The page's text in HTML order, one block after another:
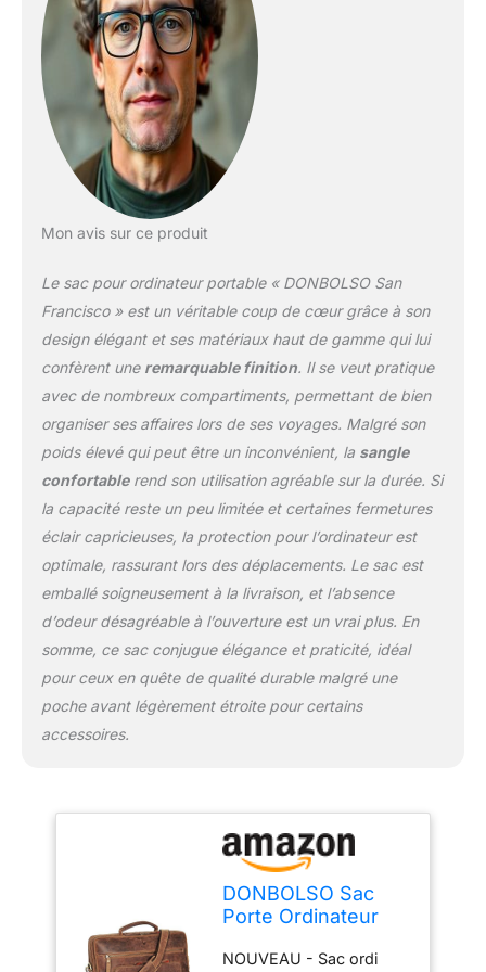
cuir au motif vintage
convient comme sac
bureau. Dans la mallette,
il y a de la place pour les
documents A4 et A5.
FUNCTIONNALITÉ -
Malette ordinateur
Sac à bandoulière avec
compartiment pour
ordinateur portable pour
Surface, Ultrabook,
MacBook, tablette ou
iPad. UNISEX - Pochette
ordinateur cuir femme et
homme. Sac de
messagerie pour les
études et le travail. De
nombreux
compartiments offrant de
l'espace pour les
petits ordinateurs
portatifs de 15,6".
QUALITÉ - Cuir de haute
qualité, fermetures éclair
poignées rembourrées et
grâce à la doublure
zippée dans le dos.
Mon avis sur ce produit
Le sac pour ordinateur portable « DONBOLSO San
Francisco » est un véritable coup de cœur grâce à son
design élégant et ses matériaux haut de gamme qui lui
confèrent une remarquable finition. Il se veut pratique
avec de nombreux compartiments, permettant de bien
organiser ses affaires lors de ses voyages. Malgré son
poids élevé qui peut être un inconvénient, la sangle
confortablerend son utilisation agréable sur la durée. Si
la capacité reste un peu limitée et certaines fermetures
éclair capricieuses, la protection pour l’ordinateur est
optimale, rassurant lors des déplacements. Le sac est
emballé soigneusement à la livraison, et l’absence
d’odeur désagréable à l’ouverture est un vrai plus. En
somme, ce sac conjugue élégance et praticité, idéal
pour ceux en quête de qualité durable malgré une
poche avant légèrement étroite pour certains
accessoires.
DONBOLSO Sac
Porte Ordinateur
Pouces San
NOUVEAU - Sac ordi